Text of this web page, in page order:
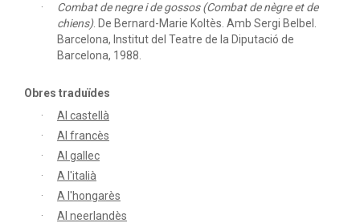
Combat de negre i de gossos (Combat de nègre et de
chiens). De Bernard-Marie Koltès. Amb Sergi Belbel.
Barcelona, Institut del Teatre de la Diputació de
Barcelona, 1988.
Obres traduïdes
Al castellà
Al francès
Al gallec
A l'italià
A l'hongarès
Al neerlandès